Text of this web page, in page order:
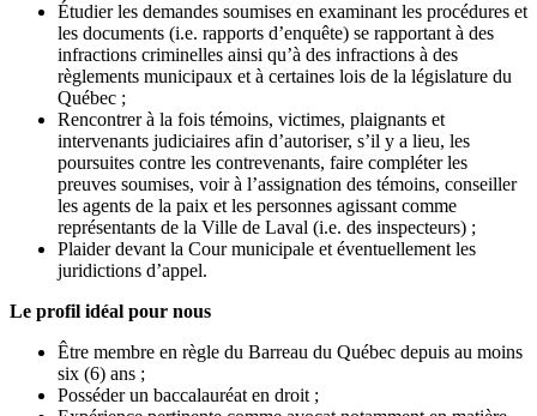
Étudier les demandes soumises en examinant les procédures et
les documents (i.e. rapports d’enquête) se rapportant à des
infractions criminelles ainsi qu’à des infractions à des
règlements municipaux et à certaines lois de la législature du
Québec ;
Rencontrer à la fois témoins, victimes, plaignants et
intervenants judiciaires afin d’autoriser, s’il y a lieu, les
poursuites contre les contrevenants, faire compléter les
preuves soumises, voir à l’assignation des témoins, conseiller
les agents de la paix et les personnes agissant comme
représentants de la Ville de Laval (i.e. des inspecteurs) ;
Plaider devant la Cour municipale et éventuellement les
juridictions d’appel.
Le profil idéal pour nous
Être membre en règle du Barreau du Québec depuis au moins
six (6) ans ;
Posséder un baccalauréat en droit ;